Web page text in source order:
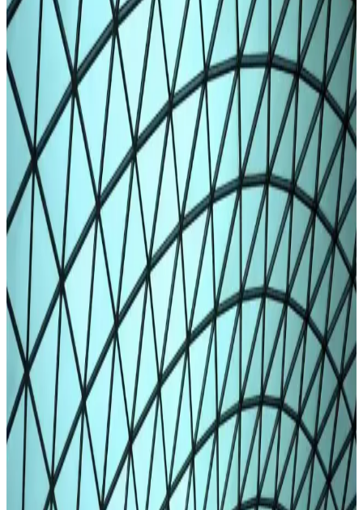
Kadınlar İçin Günlük Giyim ve Aksesuar Trendleri:
Şıklık ve Konforu Bir Arada Yakalamak
Kadınlar günlük yaşamda şıklık ve konforu bir arada sunan spor
giyim ve aksesuar trendleriyle tarzlarını yeniliyor. Rahat ve şık
kombinasyonlar için öneriler burada.
Fileli Tayt Modelleri ile Şıklık ve Konforu Bir Arada
Yakalayın
Fileli taytlar, şıklık ve konforu bir arada sunar. Çeşitli modeller ve
renk seçenekleriyle her tarza uygun, günlük ve spor kullanıma
uygun, dikkat çekici tasarımlarla tarzınızı tamamlayın.
Örgü Tayt Modasında Konfor ve Şıklığın Birlikteliği
Günümüz Trendleri
Örgü taytlar, esnek ve yumuşak yapısıyla hareket özgürlüğü sağlar,
şık tasarımlarla günlük ve spor kullanıma uygun, çeşitli modeller ve
renk seçenekleriyle trendleri yakalayan rahat giyim ürünüdür.
Kış Ayları İçin Kalın Taytlar: Sıcaklık ve Şıklığın
Mükemmel Buluşması
Kış aylarında tercih edilen kalın taytlar, sıcaklık ve şıklığı bir arada
sunar. Farklı malzeme ve tasarımlarla soğuk havalara karşı koruma
sağlar, günlük ve spor kullanıma uygundur.
Termal Tayt Nedir ve Kış Aylarında Konfor ile
Şıklık Sunan En İyi Seçenekler
Kışın sıcak tutan ve şıklık sunan termal taytlar, farklı tasarım ve fiyat